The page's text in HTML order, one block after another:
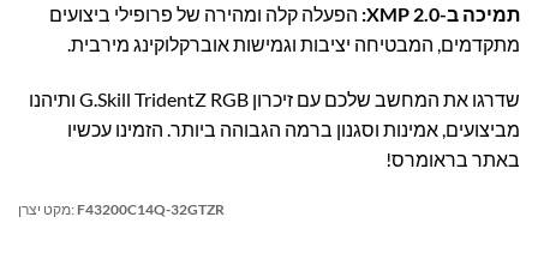
תמיכה ב-XMP 2.0:
הפעלה קלה ומהירה של פרופילי ביצועים
מתקדמים, המבטיחה יציבות וגמישות אוברקלוקינג מירבית.
שדרגו את המחשב שלכם עם זיכרון G.Skill TridentZ RGB ותיהנו
מביצועים, אמינות וסגנון ברמה הגבוהה ביותר. הזמינו עכשיו
באתר בראומרס!
מקט יצרן: F43200C14Q-32GTZR